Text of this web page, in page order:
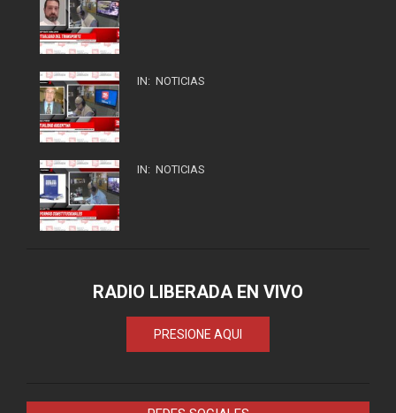
IN: NOTICIAS
IN: NOTICIAS
RADIO LIBERADA EN VIVO
PRESIONE AQUI